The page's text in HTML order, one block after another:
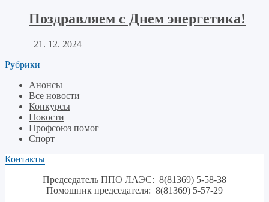
Поздравляем с Днем энергетика!
21. 12. 2024
Рубрики
Анонсы
Все новости
Конкурсы
Новости
Профсоюз помог
Спорт
Контакты
Председатель ППО ЛАЭС: 8(81369) 5-58-38
Помощник председателя: 8(81369) 5-57-29